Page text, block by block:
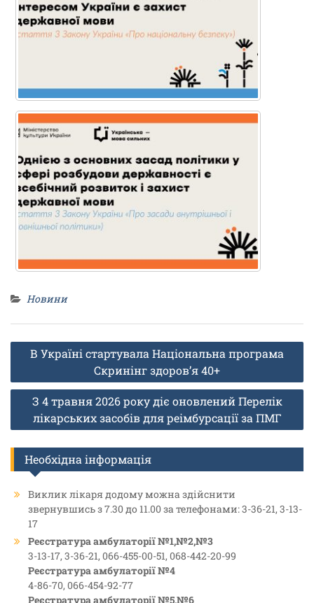
Новини
Навігація
записів
В Україні стартувала Національна програма
Скринінг здоров’я 40+
З 4 травня 2026 року діє оновлений Перелік
лікарських засобів для реімбурсації за ПМГ
Необхідна інформація
Виклик лікаря додому можна здійснити
звернувшись з 7.30 до 11.00 за телефонами: 3-36-21, 3-13-
17
Реєстратура амбулаторії №1,№2,№3
3-13-17, 3-36-21, 066-455-00-51, 068-442-20-99
Реєстратура амбулаторії №4
4-86-70, 066-454-92-77
Реєстратура амбулаторії №5,№6